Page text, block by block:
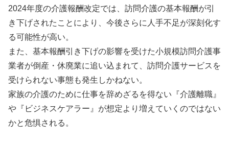
2024年度の介護報酬改定では、訪問介護の基本報酬が引
き下げされたことにより、今後さらに人手不足が深刻化す
る可能性が高い。
また、基本報酬引き下げの影響を受けた小規模訪問介護事
業者が倒産・休廃業に追い込まれて、訪問介護サービスを
受けられない事態も発生しかねない。
家族の介護のために仕事を辞めざるを得ない『介護離職』
や『ビジネスケアラー』が想定より増えていくのではない
かと危惧される。